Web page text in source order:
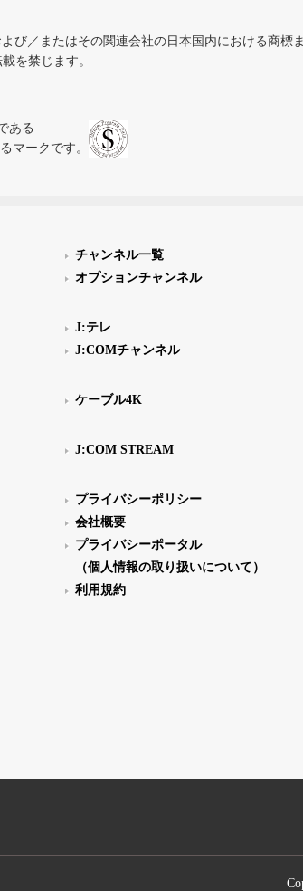
び／またはその関連会社の日本国内における商標
を禁じます。
ある
マークです。
チャンネル一覧
オプションチャンネル
J:テレ
J:COMチャンネル
ケーブル4K
J:COM STREAM
プライバシーポリシー
会社概要
プライバシーポータル
（個人情報の取り扱いについて）
利用規約